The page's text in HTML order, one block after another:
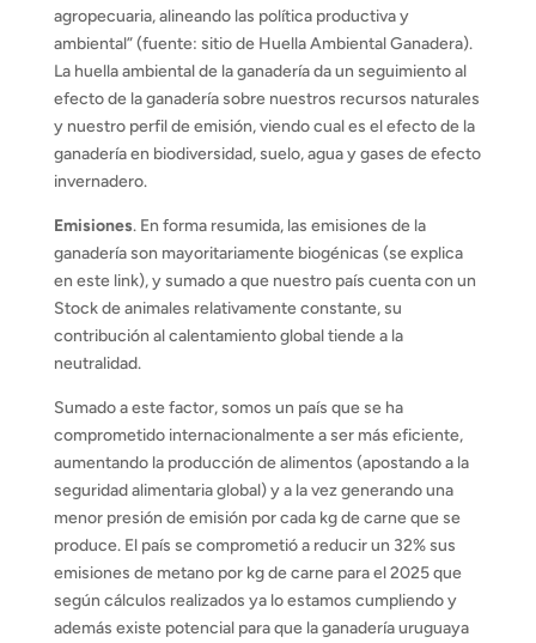
agropecuaria, alineando las política productiva y
ambiental” (fuente: sitio de Huella Ambiental Ganadera).
La huella ambiental de la ganadería da un seguimiento al
efecto de la ganadería sobre nuestros recursos naturales
y nuestro perfil de emisión, viendo cual es el efecto de la
ganadería en biodiversidad, suelo, agua y gases de efecto
invernadero.
Emisiones. En forma resumida, las emisiones de la
ganadería son mayoritariamente biogénicas (se explica
en este link), y sumado a que nuestro país cuenta con un
Stock de animales relativamente constante, su
contribución al calentamiento global tiende a la
neutralidad.
Sumado a este factor, somos un país que se ha
comprometido internacionalmente a ser más eficiente,
aumentando la producción de alimentos (apostando a la
seguridad alimentaria global) y a la vez generando una
menor presión de emisión por cada kg de carne que se
produce. El país se comprometió a reducir un 32% sus
emisiones de metano por kg de carne para el 2025 que
según cálculos realizados ya lo estamos cumpliendo y
además existe potencial para que la ganadería uruguaya